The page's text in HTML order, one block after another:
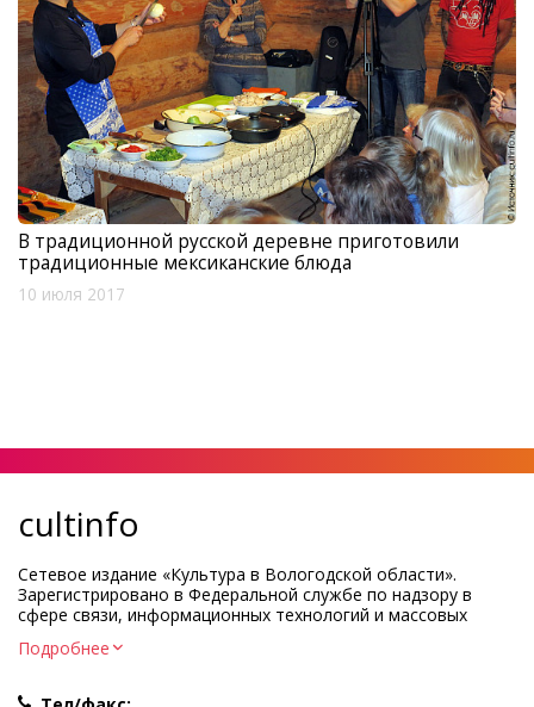
В традиционной русской деревне приготовили
традиционные мексиканские блюда
10 июля 2017
cultinfo
Сетевое издание «Культура в Вологодской области».
Зарегистрировано в Федеральной службе по надзору в
сфере связи, информационных технологий и массовых
Регистрационный номер и дата принятия решения о
Подробнее